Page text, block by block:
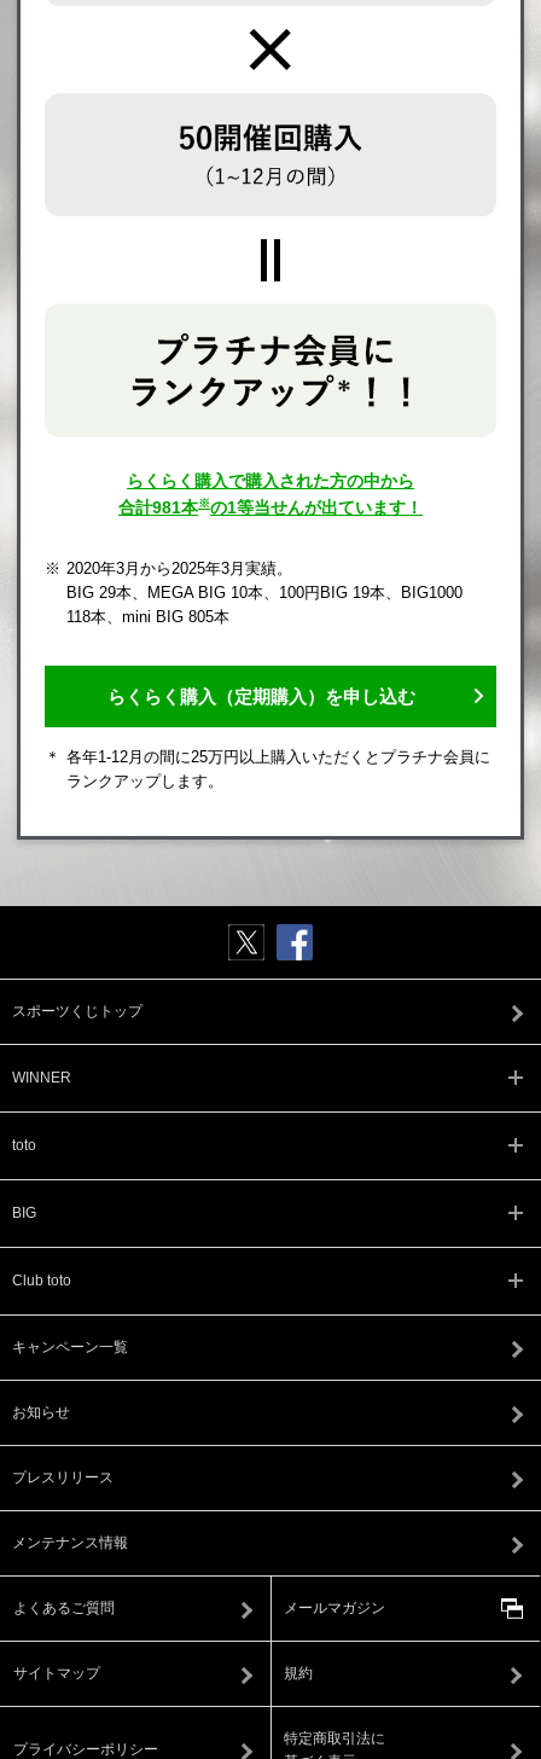
らくらく購入で購入された方の中から
合計981本※の1等当せんが出ています！
2020年3月から2025年3月実績。
BIG 29本、MEGA BIG 10本、100円BIG 19本、BIG1000
118本、mini BIG 805本
らくらく購入（定期購入）を申し込む
各年1-12月の間に25万円以上購入いただくとプラチナ会員に
ランクアップします。
スポーツくじトップ
WINNER
toto
BIG
Club toto
キャンペーン一覧
お知らせ
プレスリリース
メンテナンス情報
よくあるご質問 メールマガジン
サイトマップ 規約
プライバシーポリシー
特定商取引法に